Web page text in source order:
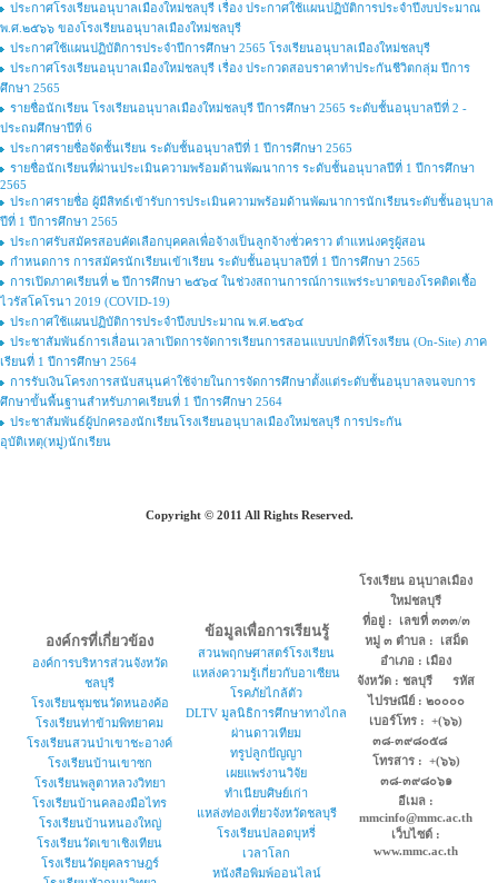
ประกาศโรงเรียนอนุบาลเมืองใหม่ชลบุรี เรื่อง ประกาศใช้แผนปฏิบัติการประจำปีงบประมาณ
พ.ศ.๒๕๖๖ ของโรงเรียนอนุบาลเมืองใหม่ชลบุรี
ประกาศใช้แผนปฏิบัติการประจำปีการศึกษา 2565 โรงเรียนอนุบาลเมืองใหม่ชลบุรี
ประกาศโรงเรียนอนุบาลเมืองใหม่ชลบุรี เรื่อง ประกวดสอบราคาทำประกันชีวิตกลุ่ม ปีการ
ศึกษา 2565
รายชื่อนักเรียน โรงเรียนอนุบาลเมืองใหม่ชลบุรี ปีการศึกษา 2565 ระดับชั้นอนุบาลปีที่ 2 -
ประถมศึกษาปีที่ 6
ประกาศรายชื่อจัดชั้นเรียน ระดับชั้นอนุบาลปีที่ 1 ปีการศึกษา 2565
รายชื่อนักเรียนที่ผ่านประเมินความพร้อมด้านพัฒนาการ ระดับชั้นอนุบาลปีที่ 1 ปีการศึกษา
2565
ประกาศรายชื่อ ผู้มีสิทธ์เข้ารับการประเมินความพร้อมด้านพัฒนาการนักเรียนระดับชั้นอนุบาล
ปีที่ 1 ปีการศึกษา 2565
ประกาศรับสมัครสอบคัดเลือกบุคคลเพื่อจ้างเป็นลูกจ้างชั่วคราว ตำแหน่งครูผู้สอน
กำหนดการ การสมัครนักเรียนเข้าเรียน ระดับชั้นอนุบาลปีที่ 1 ปีการศึกษา 2565
การเปิดภาคเรียนที่ ๒ ปีการศึกษา ๒๕๖๔ ในช่วงสถานการณ์การแพร่ระบาดของโรคติดเชื้อ
ไวรัสโคโรนา 2019 (COVID-19)
ประกาศใช้แผนปฏิบัติการประจำปีงบประมาณ พ.ศ.๒๕๖๔
ประชาสัมพันธ์การเลื่อนเวลาเปิดการจัดการเรียนการสอนแบบปกติที่โรงเรียน (On-Site) ภาค
เรียนที่ 1 ปีการศึกษา 2564
การรับเงินโครงการสนับสนุนค่าใช้จ่ายในการจัดการศึกษาตั้งแต่ระดับชั้นอนุบาลจนจบการ
ศึกษาขั้นพื้นฐานสำหรับภาคเรียนที่ 1 ปีการศึกษา 2564
ประชาสัมพันธ์ผู้ปกครองนักเรียนโรงเรียนอนุบาลเมืองใหม่ชลบุรี การประกัน
อุบัติเหตุ(หมู่)นักเรียน
Copyright © 2011 All Rights Reserved.
องค์กรที่เกี่ยวข้อง
องค์การบริหารส่วนจังหวัด
ชลบุรี
โรงเรียนชุมชนวัดหนองค้อ
โรงเรียนท่าข้ามพิทยาคม
โรงเรียนสวนป่าเขาชะอางค์
โรงเรียนบ้านเขาซก
โรงเรียนพลูตาหลวงวิทยา
โรงเรียนบ้านคลองมือไทร
โรงเรียนบ้านหนองใหญ่
โรงเรียนวัดเขาเชิงเทียน
โรงเรียนวัดยุคลราษฎร์
ข้อมูลเพื่อการเรียนรู้
สวนพฤกษศาสตร์โรงเรียน
แหล่งความรู้เกี่ยวกับอาเซียน
โรคภัยไกล้ตัว
DLTV มูลนิธิการศึกษาทางไกล
ผ่านดาวเทียม
ทรูปลูกปัญญา
เผยแพร่งานวิจัย
ทำเนียบศิษย์เก่า
แหล่งท่องเที่ยวจังหวัดชลบุรี
โรงเรียนปลอดบุหรี่
เวลาโลก
หนังสือพิมพ์ออนไลน์
โรงเรียน อนุบาลเมือง
ใหม่ชลบุรี
ที่อยู่ : เลขที่ ๓๓๓/๓
หมู่ ๓ ตำบล : เสม็ด
อำเภอ : เมือง
จังหวัด : ชลบุรี รหัส
ไปรษณีย์ : ๒๐๐๐๐
เบอร์โทร : +(๖๖)
๓๘-๓๙๘๐๕๘
โทรสาร : +(๖๖)
๓๘-๓๙๘๐๖๑
อีเมล :
mmcinfo@mmc.ac.th
เว็บไซต์ :
www.mmc.ac.th